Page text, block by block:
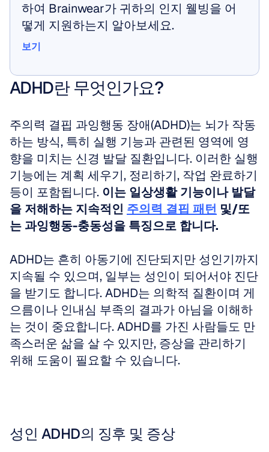
하여 Brainwear가 귀하의 인지 웰빙을 어
떻게 지원하는지 알아보세요.
보기
ADHD란 무엇인가요?
주의력 결핍 과잉행동 장애(ADHD)는 뇌가 작동
하는 방식, 특히 실행 기능과 관련된 영역에 영
향을 미치는 신경 발달 질환입니다. 이러한 실행
기능에는 계획 세우기, 정리하기, 작업 완료하기
등이 포함됩니다. 이는 일상생활 기능이나 발달
을 저해하는 지속적인 주의력 결핍 패턴 및/또
는 과잉행동-충동성을 특징으로 합니다.
ADHD는 흔히 아동기에 진단되지만 성인기까지
지속될 수 있으며, 일부는 성인이 되어서야 진단
을 받기도 합니다. ADHD는 의학적 질환이며 게
으름이나 인내심 부족의 결과가 아님을 이해하
는 것이 중요합니다. ADHD를 가진 사람들도 만
족스러운 삶을 살 수 있지만, 증상을 관리하기
위해 도움이 필요할 수 있습니다.
성인 ADHD의 징후 및 증상